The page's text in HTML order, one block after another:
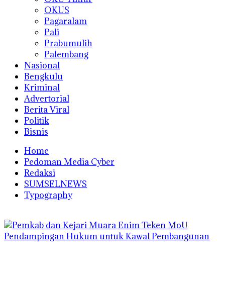
OKUS
Pagaralam
Pali
Prabumulih
Palembang
Nasional
Bengkulu
Kriminal
Advertorial
Berita Viral
Politik
Bisnis
Home
Pedoman Media Cyber
Redaksi
SUMSELNEWS
Typography